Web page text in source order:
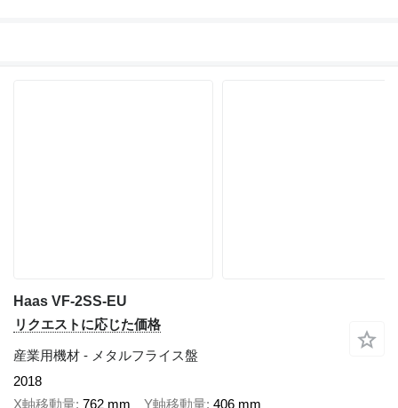
Haas VF-2SS-EU
リクエストに応じた価格
産業用機材 - メタルフライス盤
2018
X軸移動量 762 mm Y軸移動量 406 mm